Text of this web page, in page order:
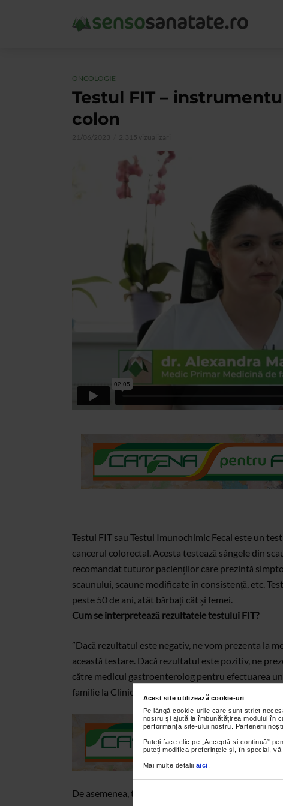
Acest site utilizează cookie-uri
Pe lângă cookie-urile care sunt strict
nostru și ajută la îmbunătățirea modului în
performanța site-ului nostru. Partenerii
Puteți face clic pe „Acceptă si continuă”
puteți modifica preferințele și, în special,
Mai multe detalii aici
ONCOLOGIE
Testul FIT –
colon
21/06/2023 2.315 vizualizari
Testul FIT sau Testul Imunochimic Fecal este un
cancerul colorectal. Acesta testează sângele din
recomandat tuturor pacienților care prezintă
scaunului, scaune modificate în consistență, etc.
peste 50 de ani, atât bărbați cât și femei.
Cum se interpretează rezultatele testului FIT?
”Dacă rezultatul este negativ, ne vom prezenta la
această testare. Dacă rezultatul este pozitiv, ne
către medicul gastroenterolog pentru efectuarea
familie la Clinicile Medicale LOTUS-MED.
De asemenea, testul FIT ne poate ajuta în